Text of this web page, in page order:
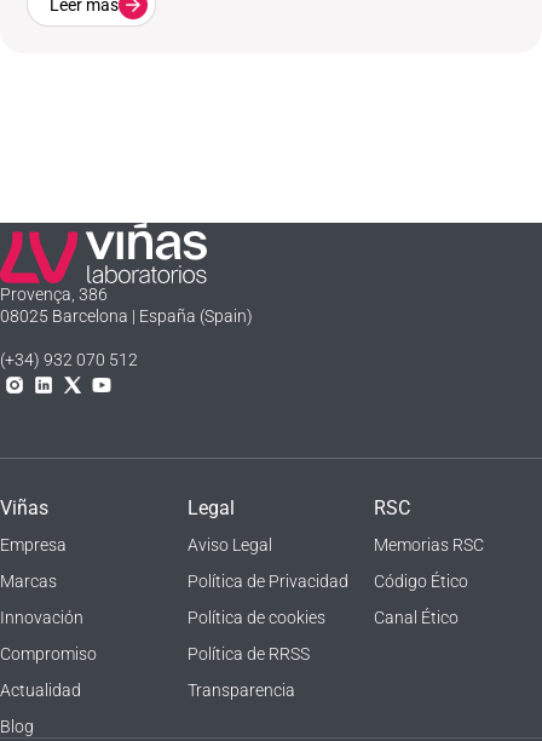
Leer más
Laboratorios Viñas
Provença, 386
08025 Barcelona | España (Spain)
(+34) 932 070 512
Instagram
Linkedln
X YouTube
Viñas
Empresa
Marcas
Innovación
Compromiso
Actualidad
Blog
Legal
Aviso Legal
Política de Privacidad
Política de cookies
Política de RRSS
Transparencia
RSC
Memorias RSC
Código Ético
Canal Ético